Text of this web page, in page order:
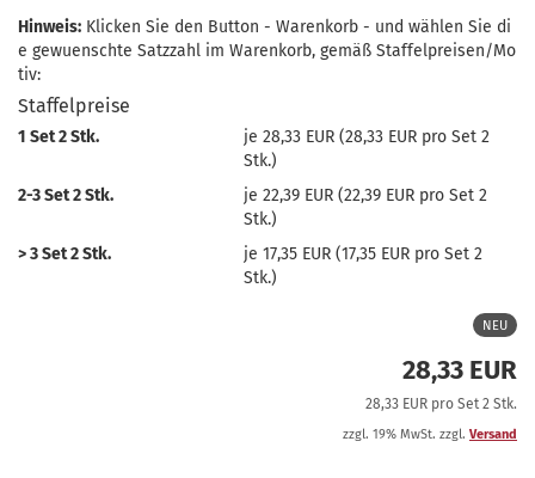
Hinweis: Klicken Sie den Button - Warenkorb - und wählen Sie di
e gewuenschte Satzzahl im Warenkorb, gemäß Staffelpreisen/Mo
tiv:
Staffelpreise
1 Set 2 Stk.
je 28,33 EUR (28,33 EUR pro Set 2
Stk.)
2-3 Set 2 Stk.
je 22,39 EUR (22,39 EUR pro Set 2
Stk.)
> 3 Set 2 Stk.
je 17,35 EUR (17,35 EUR pro Set 2
Stk.)
NEU
28,33 EUR
28,33 EUR pro Set 2 Stk.
zzgl. 19% MwSt. zzgl. Versand